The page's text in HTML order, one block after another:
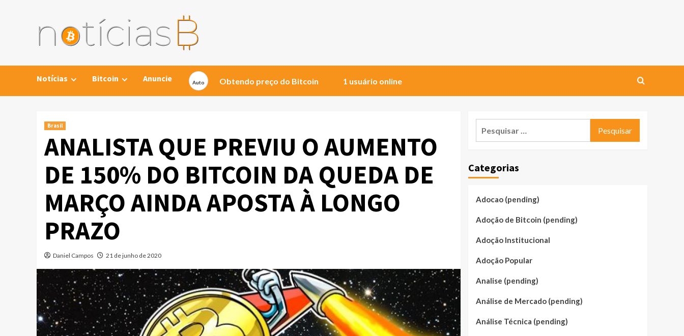
Notícias Bitcoin Anuncie Obtendo preço do Bitcoin 1 usuário online
Brasil
ANALISTA QUE PREVIU O AUMENTO
DE 150% DO BITCOIN DA QUEDA DE
MARÇO AINDA APOSTA À LONGO
PRAZO
Daniel Campos 21 de junho de 2020
Categorias
Adocao (pending)
Adoção de Bitcoin (pending)
Adoção Institucional
Adoção Popular
Analise (pending)
Análise de Mercado (pending)
Análise Técnica (pending)